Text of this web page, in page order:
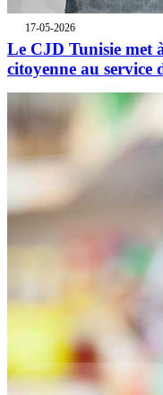
17-05-2026
Le CJD Tunisie
citoyenne au service